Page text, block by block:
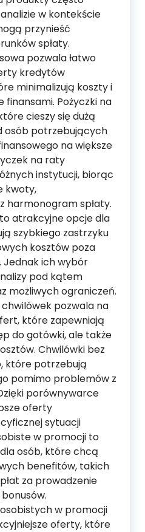
w kontekście
przynieść
spłaty.
pozwala łatwo
kredytów
minimalizują koszty i
finansami. Pożyczki na
cieszy się dużą
osób potrzebujących
na większe
na raty
instytucji, biorąc
kwoty,
harmonogram spłaty.
atrakcyjne opcje dla
szybkiego zastrzyku
kosztów poza
Jednak ich wybór
pod kątem
możliwych ograniczeń.
pozwala na
które zapewniają
do gotówki, ale także
Chwilówki bez
które potrzebują
pomimo problemów z
porównywarce
oferty
sytuacji
w promocji to
osób, które chcą
benefitów, takich
za prowadzenie
w promocji
oferty, które